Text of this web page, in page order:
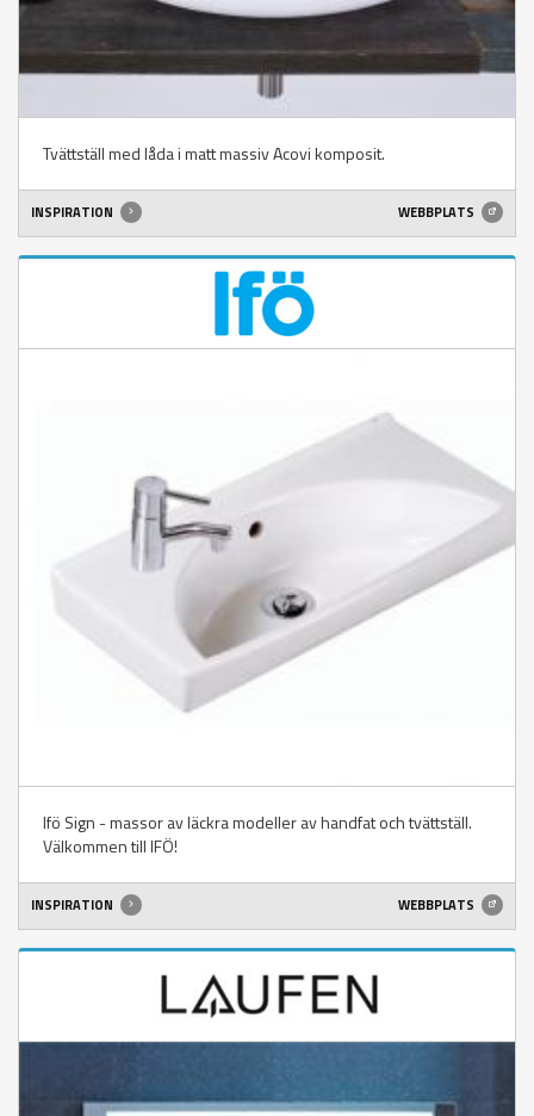
Tvättställ med låda i matt massiv Acovi komposit.
INSPIRATION WEBBPLATS
Ifö Sign - massor av läckra modeller av handfat och tvättställ.
Välkommen till IFÖ!
INSPIRATION WEBBPLATS